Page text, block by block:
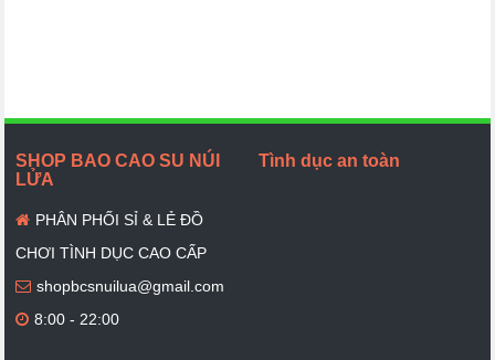
SHOP BAO CAO SU NÚI
LỬA
PHÂN PHỐI SỈ & LẺ ĐỒ
CHƠI TÌNH DỤC CAO CẤP
shopbcsnuilua@gmail.com
8:00 - 22:00
Tình dục an toàn